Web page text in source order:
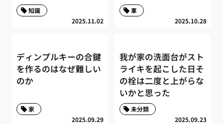
2025.11.02
知識
2025.10.28
車
ディンプルキーの合鍵
を作るのはなぜ難しい
のか
2025.09.29
家
我が家の洗面台がスト
ライキを起こした日そ
の栓は二度と上がらな
いかと思った
2025.09.23
未分類